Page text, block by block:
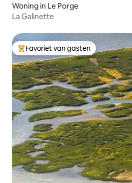
Woning in Le Porge
La Galinette
Topfavoriet van gasten
Favoriet van gasten